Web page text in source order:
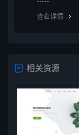
查看详情
相关资源